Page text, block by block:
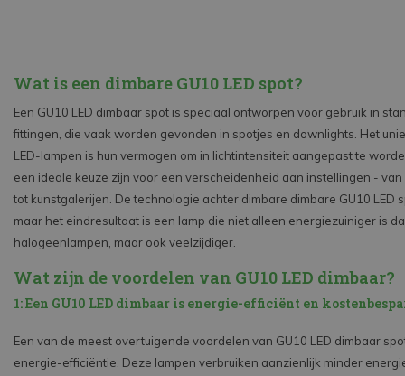
Wat is een dimbare GU10 LED spot?
Een GU10 LED dimbaar spot is speciaal ontworpen voor gebruik in
fittingen, die vaak worden gevonden in spotjes en downlights. Het
LED-lampen is hun vermogen om in lichtintensiteit aangepast te
een ideale keuze zijn voor een verscheidenheid aan instellingen -
tot kunstgalerijen. De technologie achter dimbare dimbare GU10 LED
maar het eindresultaat is een lamp die niet alleen energiezuiniger is
halogeenlampen, maar ook veelzijdiger.
Wat zijn de voordelen van GU10 LED dimbaar?
1: Een GU10 LED dimbaar is energie-efficiënt en
Een van de meest overtuigende voordelen van GU10 LED dimbaar
energie-efficiëntie. Deze lampen verbruiken aanzienlijk minder